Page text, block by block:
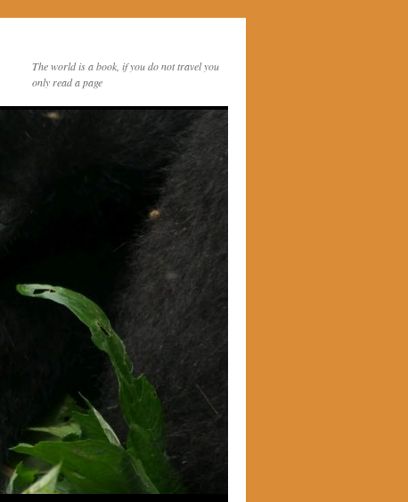
The world is a book, if you do not travel you
only read a page